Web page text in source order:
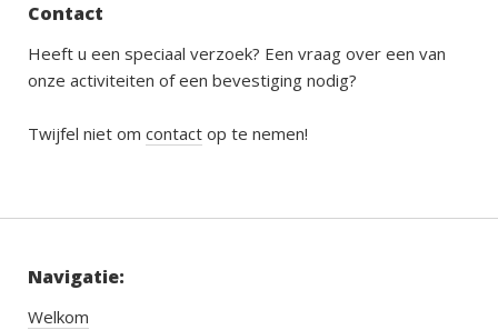
Contact
Heeft u een speciaal verzoek? Een vraag over een van
onze activiteiten of een bevestiging nodig?
Twijfel niet om contact op te nemen!
Navigatie:
Welkom